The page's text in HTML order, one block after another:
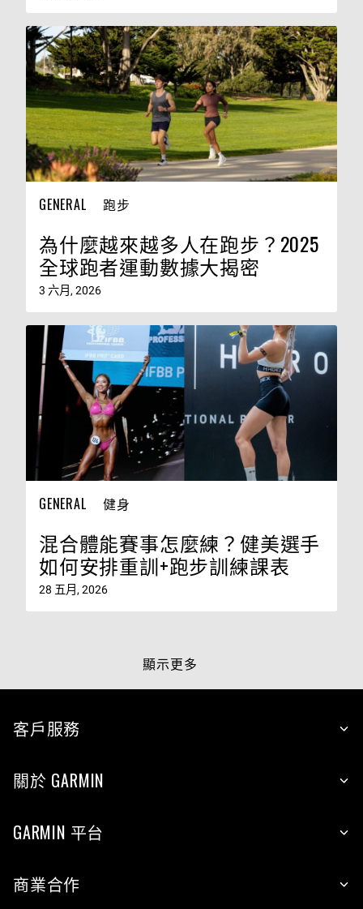
GENERAL 跑步
為什麼越來越多人在跑步？2025
全球跑者運動數據大揭密
3 六月, 2026
GENERAL 健身
混合體能賽事怎麼練？健美選手
如何安排重訓+跑步訓練課表
28 五月, 2026
顯示更多
客戶服務
關於 GARMIN
GARMIN 平台
商業合作